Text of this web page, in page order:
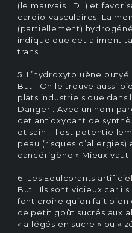
(le mauvais LDL) et
cardio-vasculaires. La
(partiellement)
indique que cet aliment
trans.
5. L’hydroxytoluène butyé
But : On le trouve aussi
plats industriels que dans
Danger : Avec un nom
cet antioxydant de
et sain ! Il est
peau (risques
cancérigène » Mieux vaut
6. Les Edulcorants
But : Ils sont vicieux car
font croire qu’on fait bien
ce petit goût sucrés aux
« allégés en sucre » ou «